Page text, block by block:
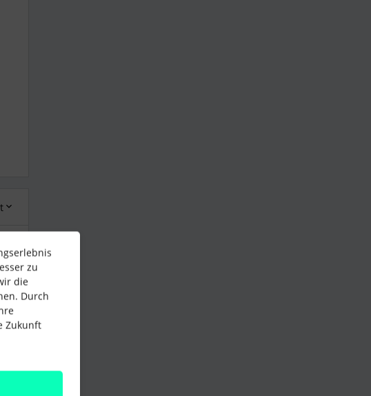
zu
die
Durch
Zukunft